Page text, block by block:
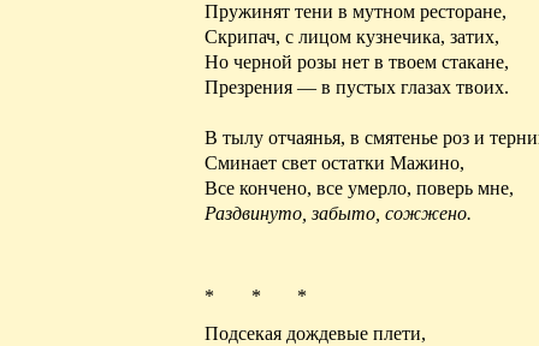
Пружинят тени в мутном ресторане,
Скрипач, с лицом кузнечика, затих,
Но черной розы нет в твоем стакане,
Презрения — в пустых глазах твоих.
В тылу отчаянья, в смятенье роз и
Сминает свет остатки Мажино,
Все кончено, все умерло, поверь мне,
Раздвинуто, забыто, сожжено.
* * *
Подсекая дождевые плети,